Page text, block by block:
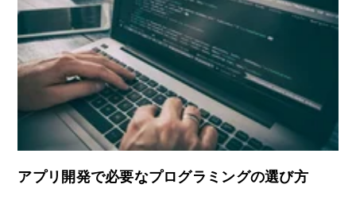
アプリ開発で必要なプログラミングの選び方